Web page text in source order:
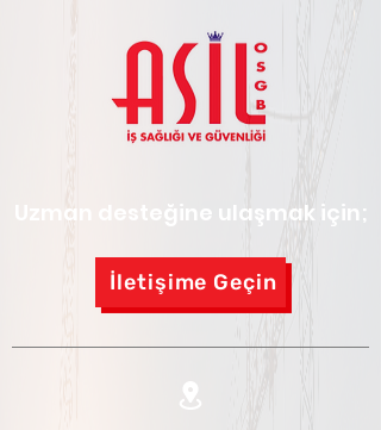
Uzman desteğine ulaşmak için;
İletişime Geçin